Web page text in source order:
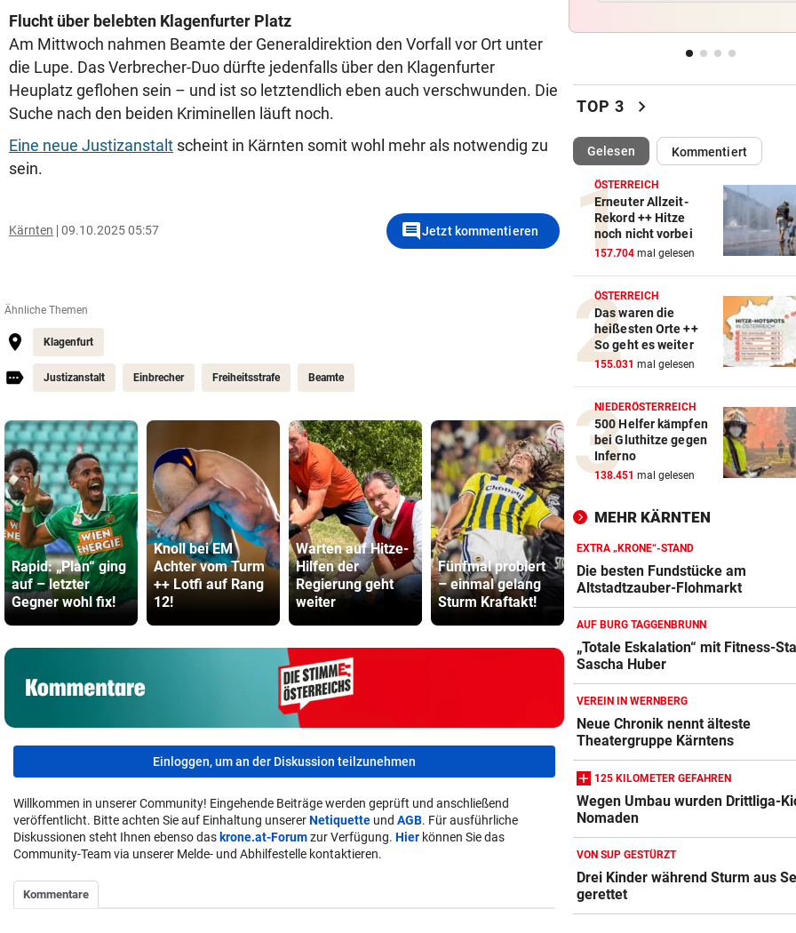
Flucht über belebten Klagenfurter Platz
Am Mittwoch nahmen Beamte der Generaldirektion den Vorfall vor Ort unter
die Lupe. Das Verbrecher-Duo dürfte jedenfalls über den Klagenfurter
Heuplatz geflohen sein – und ist so letztendlich eben auch verschwunden. Die
Suche nach den beiden Kriminellen läuft noch.
Eine neue Justizanstalt scheint in Kärnten somit wohl mehr als notwendig zu
sein.
Kärnten 09.10.2025 05:57 commentJetzt kommentieren
Ähnliche Themen
Klagenfurt
Justizanstalt Einbrecher Freiheitsstrafe Beamte
Rapid: „Plan“ ging
auf – letzter
Gegner wohl fix!
Knoll bei EM
Achter vom Turm
++ Lotfi auf Rang
12!
Warten auf Hitze-
Hilfen der
Regierung geht
weiter
Fünfmal probiert
– einmal gelang
Sturm Kraftakt!
„Totale
Eskalation“ mit
Fitness-Star
schickte
Bilder an
Einloggen, um an der Diskussion teilzunehmen
Willkommen in unserer Community! Eingehende Beiträge werden geprüft und anschließend
veröffentlicht. Bitte achten Sie auf Einhaltung unsererNetiquette und AGB. Für ausführliche
Diskussionen steht Ihnen ebenso daskrone.at-Forumzur Verfügung. Hier können Sie das
Community-Team via unserer Melde- und Abhilfestelle kontaktieren.
MEGA-PROJEKT WACKELT vor
„Im Ausland rollen sie uns
LIVE IN DER METASTADT
Wincent Weiss: Fanliebe und
falscher Freitag
SOMMERGEWINNSPIEL 2026 vor
20 x iPhone 16 mit Krone
Abo zu gewinnen!
TOP 3 chevron_right
Gelesen(ausgewählt)Kommentiert
ÖSTERREICH
Erneuter Allzeit-
Rekord ++ Hitze
noch nicht vorbei
157.704 mal gelesen
ÖSTERREICH
Das waren die
heißesten Orte ++
So geht es weiter
155.031 mal gelesen
NIEDERÖSTERREICH
500 Helfer kämpfen
bei Gluthitze gegen
Inferno
138.451 mal gelesen
MEHR KÄRNTEN
EXTRA „KRONE“-STAND
Die besten Fundstücke am
Altstadtzauber-Flohmarkt
AUF BURG TAGGENBRUNN
„Totale Eskalation“ mit Fitness-
Sascha Huber
VEREIN IN WERNBERG
Neue Chronik nennt älteste
Theatergruppe Kärntens
125 KILOMETER GEFAHREN
Wegen Umbau wurden Drittliga-
Nomaden
VON SUP GESTÜRZT
Drei Kinder während Sturm aus
gerettet